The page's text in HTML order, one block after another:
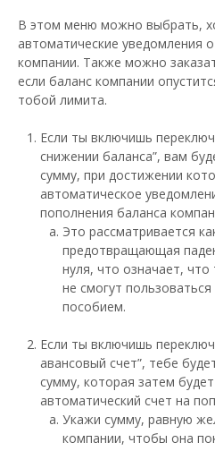
В этом меню можно выбрать,
автоматические уведомления
компании. Также можно
если баланс компании
тобой лимита.
Если ты включишь
снижении баланса”, вам
сумму, при достижении
автоматическое
пополнения баланса
Это рассматривается
предотвращающая
нуля, что означает,
не смогут
пособием.
Если ты включишь
авансовый счет”, тебе
сумму, которая затем
автоматический счет на
Укажи сумму, равную
компании, чтобы она